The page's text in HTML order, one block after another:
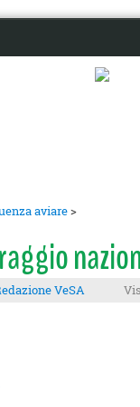
aviare>
VeSA